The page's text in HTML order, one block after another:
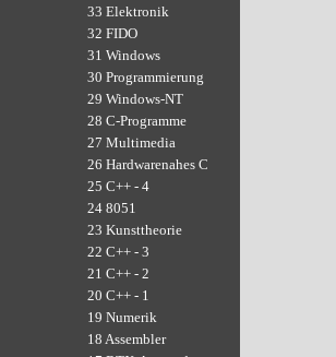
33 Elektronik
32 FIDO
31 Windows
30 Programmierung
29 Windows-NT
28 C-Programme
27 Multimedia
26 Hardwarenahes C
25 C++ - 4
24 8051
23 Kunsttheorie
22 C++ - 3
21 C++ - 2
20 C++ - 1
19 Numerik
18 Assembler